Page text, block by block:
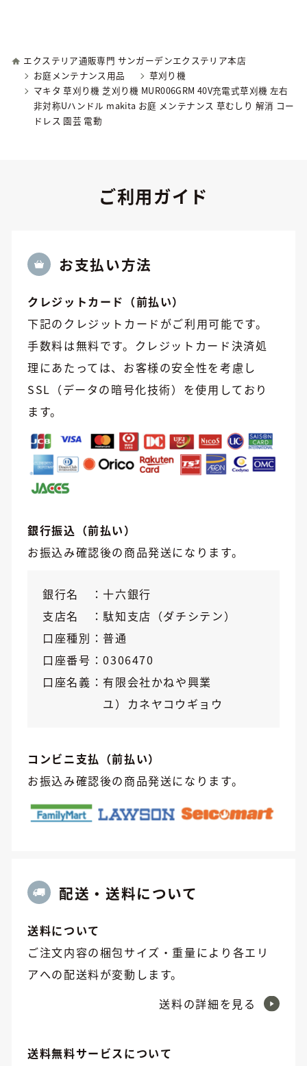
エクステリア通販専門 サンガーデンエクステリア本店
お庭メンテナンス用品
草刈り機
マキタ 草刈り機 芝刈り機 MUR006GRM 40V充電式草刈機 左右
非対称Uハンドル makita お庭 メンテナンス 草むしり 解消 コー
ドレス 園芸 電動
ご利用ガイド
お⽀払い方法
クレジットカード（前払い）
下記のクレジットカードがご利用可能です。
手数料は無料です。クレジットカード決済処
理にあたっては、お客様の安全性を考慮し
SSL（データの暗号化技術）を使用しており
ます。
銀行振込（前払い）
お振込み確認後の商品発送になります。
銀行名
十六銀行
支店名
駄知支店（ダチシテン）
口座種別
普通
口座番号
0306470
口座名義
有限会社かねや興業
ユ）カネヤコウギョウ
コンビニ支払（前払い）
お振込み確認後の商品発送になります。
配送・送料について
送料について
ご注文内容の梱包サイズ・重量により各エリ
アへの配送料が変動します。
送料の詳細を見る
送料無料サービスについて